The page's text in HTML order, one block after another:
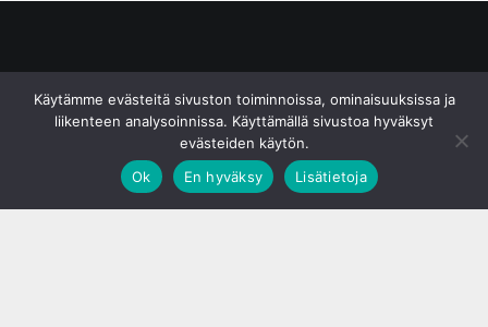
Käytämme evästeitä sivuston toiminnoissa, ominaisuuksissa ja
liikenteen analysoinnissa. Käyttämällä sivustoa hyväksyt
evästeiden käytön.
Ok
En hyväksy Lisätietoja